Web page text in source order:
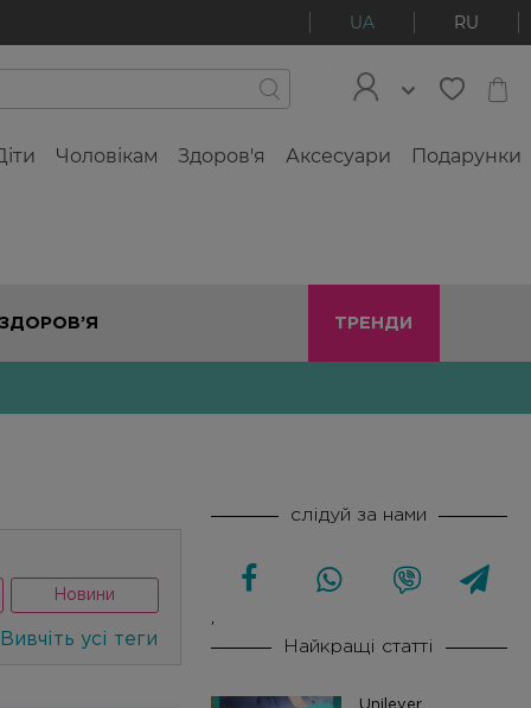
UA RU
Чоловікам Здоров'я Аксесуари Подарунки
ТРЕНДИ
Новини
Вивчіть усі теги
слідуй за нами
'
Найкращі статті
Unilever